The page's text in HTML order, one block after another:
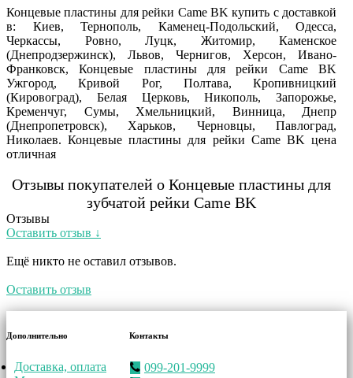
Концевые пластины для рейки Came BK купить с доставкой
в: Киев, Тернополь, Каменец-Подольский, Одесса,
Черкассы, Ровно, Луцк, Житомир, Каменское
(Днепродзержинск), Львов, Чернигов, Херсон, Ивано-
Франковск, Концевые пластины для рейки Came BK
Ужгород, Кривой Рог, Полтава, Кропивницкий
(Кировоград), Белая Церковь, Никополь, Запорожье,
Кременчуг, Сумы, Хмельницкий, Винница, Днепр
(Днепропетровск), Харьков, Черновцы, Павлоград,
Николаев. Концевые пластины для рейки Came BK цена
отличная
Отзывы покупателей о Концевые пластины для
зубчатой рейки Came BK
Отзывы
Оставить отзыв ↓
Ещё никто не оставил отзывов.
Оставить отзыв
Дополнительно
Доставка, оплата
Контакты
099-201-9999